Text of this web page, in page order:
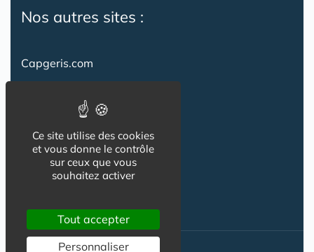
Nos autres sites :
Capgeris.com
Emploi-formation-sante.com
Seniorissimmo.com
Creche-et-naissance.com
Ce site utilise des cookies
et vous donne le contrôle
sur ceux que vous
souhaitez activer
Tout accepter
Personnaliser